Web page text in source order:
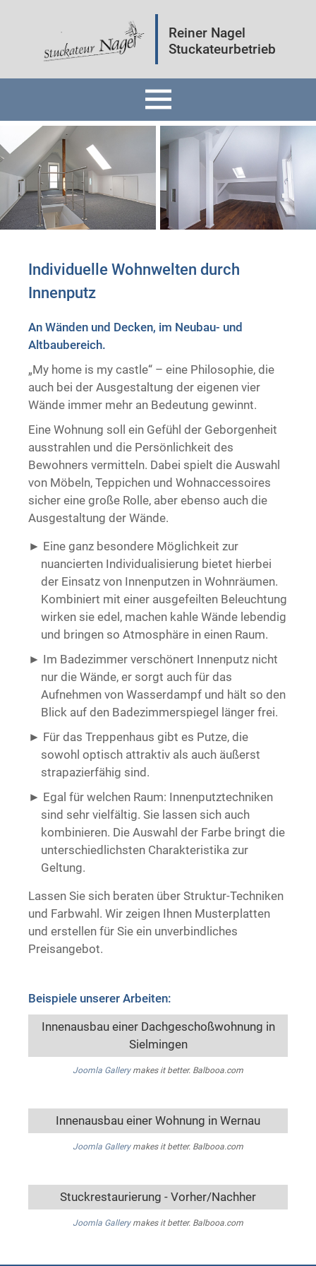
Reiner Nagel
Stuckateurbetrieb
Home
Fassaden
Innenräume
Mineralputz
Trockenausbau
Individuelle Wohnwelten durch
Innenputz ​
An Wänden und Decken, im Neubau- und
Altbaubereich.
„My home is my castle“ – eine Philosophie, die
auch bei der Ausgestaltung der eigenen vier
Wände immer mehr an Bedeutung gewinnt.
Eine Wohnung soll ein Gefühl der Geborgenheit
ausstrahlen und die Persönlichkeit des
Bewohners vermitteln. Dabei spielt die Auswahl
von Möbeln, Teppichen und Wohnaccessoires
sicher eine große Rolle, aber ebenso auch die
Ausgestaltung der Wände.
Eine ganz besondere Möglichkeit zur
nuancierten Individualisierung bietet hierbei
der Einsatz von Innenputzen in Wohnräumen.
Kombiniert mit einer ausgefeilten Beleuchtung
wirken sie edel, machen kahle Wände lebendig
und bringen so Atmosphäre in einen Raum.
Im Badezimmer verschönert Innenputz nicht
nur die Wände, er sorgt auch für das
Aufnehmen von Wasserdampf und hält so den
Blick auf den Badezimmerspiegel länger frei.
Für das Treppenhaus gibt es Putze, die
sowohl optisch attraktiv als auch äußerst
strapazierfähig sind.
Egal für welchen Raum: Innenputztechniken
sind sehr vielfältig. Sie lassen sich auch
kombinieren. Die Auswahl der Farbe bringt die
unterschiedlichsten Charakteristika zur
Geltung.
Lassen Sie sich beraten über Struktur-Techniken
und Farbwahl. Wir zeigen Ihnen Musterplatten
und erstellen für Sie ein unverbindliches
Preisangebot.
Beispiele unserer Arbeiten:
Innenausbau einer Dachgeschoßwohnung in
Sielmingen
Joomla Gallerymakes it better. Balbooa.com
Innenausbau einer Wohnung in Wernau
Joomla Gallerymakes it better. Balbooa.com
Stuckrestaurierung - Vorher/Nachher
Joomla Gallerymakes it better. Balbooa.com